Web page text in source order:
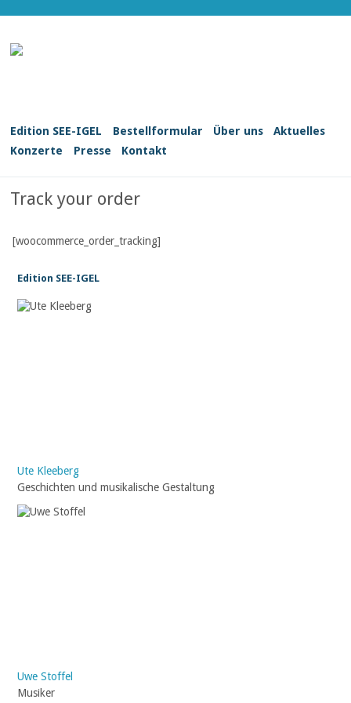
Edition SEE-IGEL Bestellformular Über uns
Aktuelles
Konzerte
Presse Kontakt
Track your order
[woocommerce_order_tracking]
Edition SEE-IGEL
Ute Kleeberg
Geschichten und musikalische Gestaltung
Uwe Stoffel
Musiker